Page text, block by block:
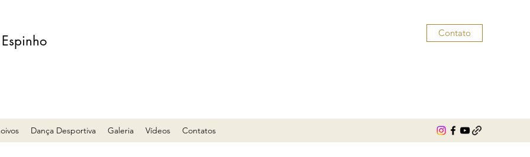
Contato
Dança Desportiva Galeria Vídeos Contatos